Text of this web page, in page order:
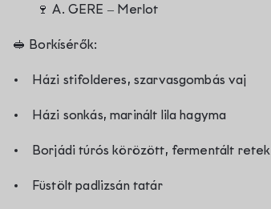
🍷 A. GERE – Merlot
🥪 Borkísérők:
Házi stifolderes, szarvasgombás vaj
Házi sonkás, marinált lila hagyma
Borjádi túrós körözött, fermentált retek
Füstölt padlizsán tatár